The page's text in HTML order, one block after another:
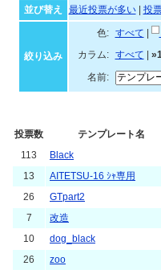
並び替え
最近投票が多い| 投
絞り込み
色: すべて
カラム:
すべて
名前:
投票数 テンプレート名
113
Black
13
AITETSU-16 ｼｬ専用
26
GTpart2
7
改造
10
dog_black
26
zoo